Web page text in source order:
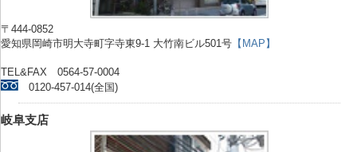
〒444-0852
愛知県岡崎市明大寺町字寺東9-1 大竹南ビル501号 【MAP】
TEL&FAX 0564-57-0004
0120-457-014(全国)
岐阜支店